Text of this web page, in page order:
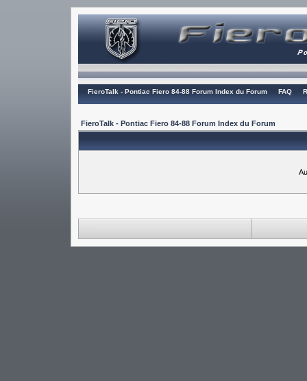
FieroTalk - Pontiac Fiero 84-88 Forum Index du Forum FAQ
FieroTalk - Pontiac Fiero 84-88 Forum Index du Forum